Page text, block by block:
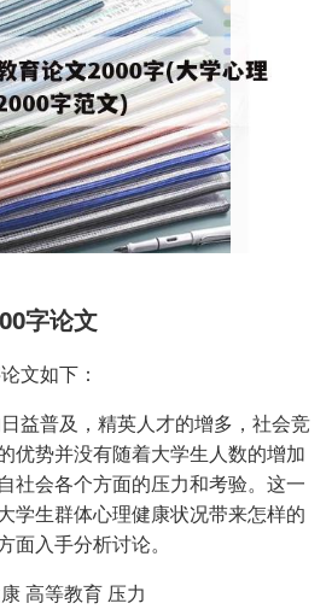
字论文
文如下：
益普及，精英人才的增多，社会竞
优势并没有随着大学生人数的增加
社会各个方面的压力和考验。这一
学生群体心理健康状况带来怎样的
面入手分析讨论。
高等教育 压力